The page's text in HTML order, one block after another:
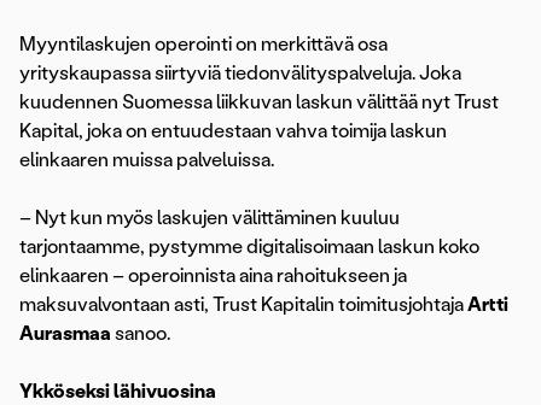
Myyntilaskujen operointi on merkittävä osa
yrityskaupassa siirtyviä tiedonvälityspalveluja. Joka
kuudennen Suomessa liikkuvan laskun välittää nyt Trust
Kapital, joka on entuudestaan vahva toimija laskun
elinkaaren muissa palveluissa.
– Nyt kun myös laskujen välittäminen kuuluu
tarjontaamme, pystymme digitalisoimaan laskun koko
elinkaaren – operoinnista aina rahoitukseen ja
maksuvalvontaan asti, Trust Kapitalin toimitusjohtajaArtti
Aurasmaa sanoo.
Ykköseksi lähivuosina